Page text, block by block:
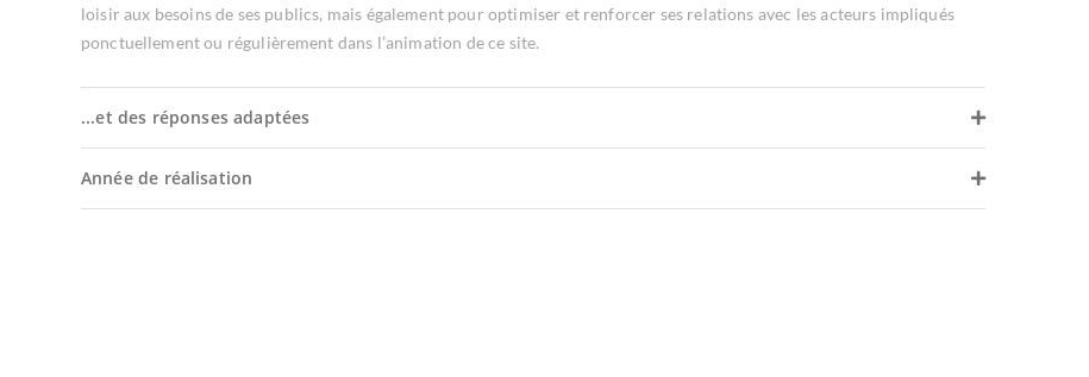
loisir aux besoins de ses publics, mais également pour optimiser et renforcer ses relations avec les acteurs impliqués
ponctuellement ou régulièrement dans l’animation de ce site.
...et des réponses adaptées
Année de réalisation